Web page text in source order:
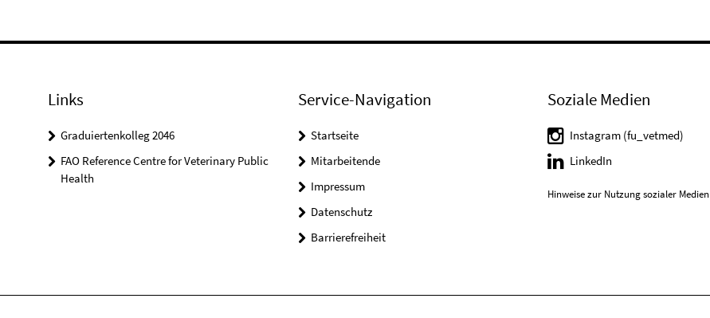
Links
Graduiertenkolleg 2046
FAO Reference Centre for Veterinary Public
Health
Service-Navigation
Startseite
Mitarbeitende
Impressum
Datenschutz
Barrierefreiheit
Soziale Medien
Instagram (fu_vetmed)
LinkedIn
Hinweise zur Nutzung sozialer Medien